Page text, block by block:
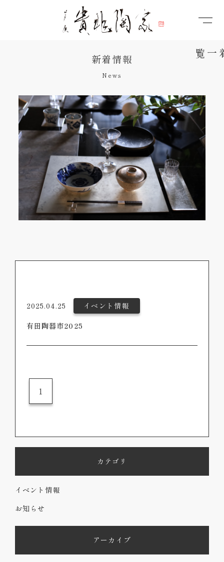
新着情報
News
2025.04.25
イベント情報
有田陶器市2025
1
カテゴリ
イベント情報
お知らせ
アーカイブ